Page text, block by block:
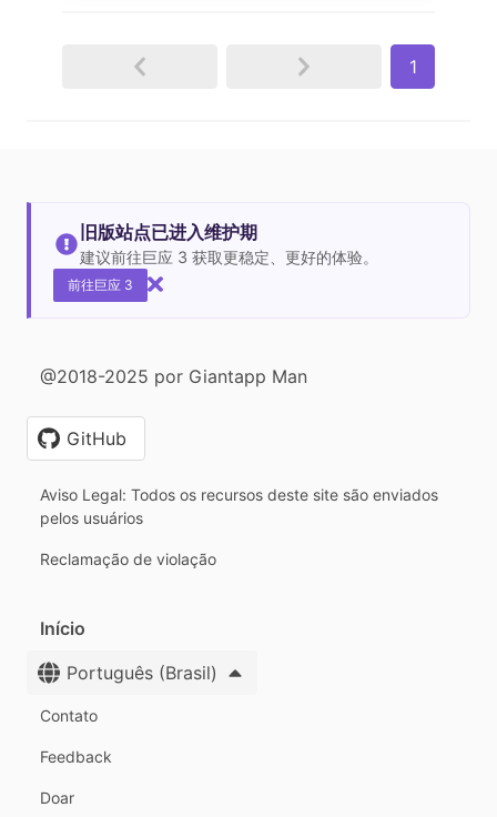
1
旧版站点已进入维护期
建议前往巨应 3 获取更稳定、更好的体验。
前往巨应 3
@2018-2025 por Giantapp Man
GitHub
Aviso Legal: Todos os recursos deste site são enviados
pelos usuários
Reclamação de violação
Início
Português (Brasil)
Contato
Feedback
Doar